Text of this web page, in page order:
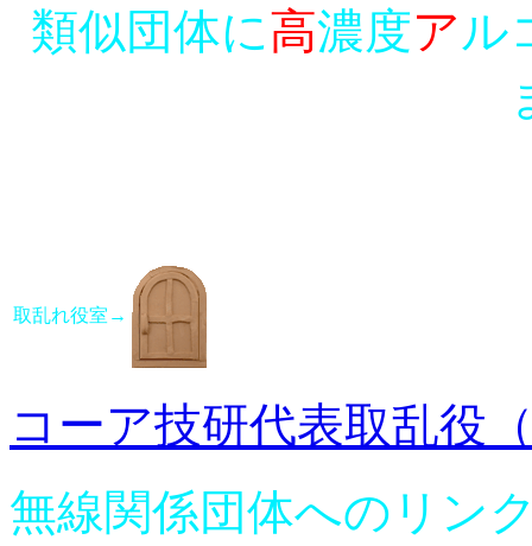
類似団体に高濃度アル
取乱れ役室→
コーア技研代表取乱役
無線関係団体へのリン